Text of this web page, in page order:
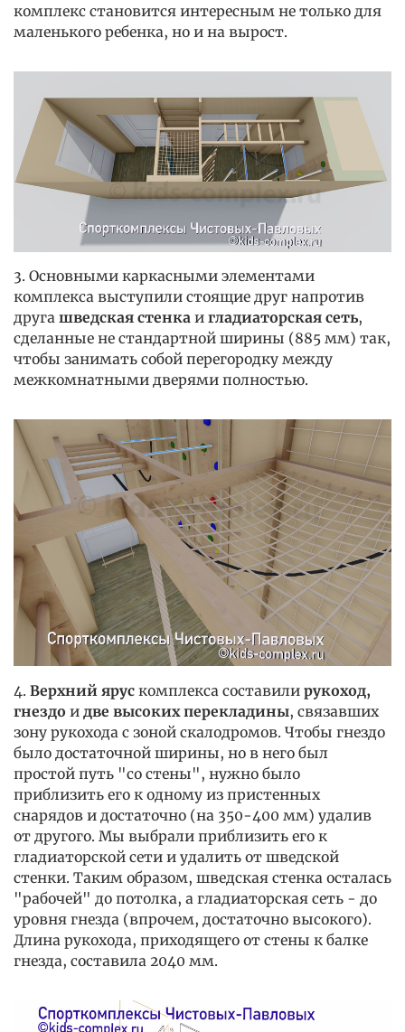
комплекс становится интересным не только для
маленького ребенка, но и на вырост.
3. Основными каркасными элементами
комплекса выступили стоящие друг напротив
друга шведская стенка и гладиаторская сеть,
сделанные не стандартной ширины (885 мм) так,
чтобы занимать собой перегородку между
межкомнатными дверями полностью.
4. Верхний ярус комплекса составили рукоход,
гнездо и две высоких перекладины, связавших
зону рукохода с зоной скалодромов. Чтобы гнездо
было достаточной ширины, но в него был
простой путь "со стены", нужно было
приблизить его к одному из пристенных
снарядов и достаточно (на 350-400 мм) удалив
от другого. Мы выбрали приблизить его к
гладиаторской сети и удалить от шведской
стенки. Таким образом, шведская стенка осталась
"рабочей" до потолка, а гладиаторская сеть - до
уровня гнезда (впрочем, достаточно высокого).
Длина рукохода, приходящего от стены к балке
гнезда, составила 2040 мм.